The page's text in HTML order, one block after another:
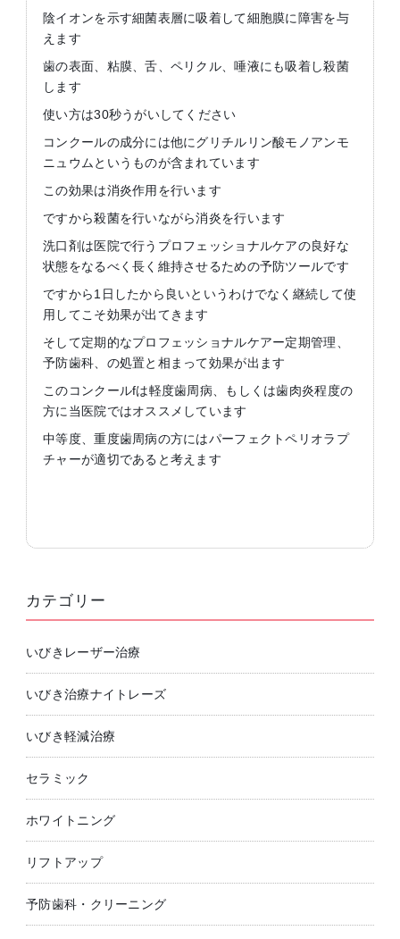
陰イオンを示す細菌表層に吸着して細胞膜に障害を与
えます
歯の表面、粘膜、舌、ペリクル、唾液にも吸着し殺菌
します
使い方は30秒うがいしてください
コンクールの成分には他にグリチルリン酸モノアンモ
ニュウムというものが含まれています
この効果は消炎作用を行います
ですから殺菌を行いながら消炎を行います
洗口剤は医院で行うプロフェッショナルケアの良好な
状態をなるべく長く維持させるための予防ツールです
ですから1日したから良いというわけでなく継続して使
用してこそ効果が出てきます
そして定期的なプロフェッショナルケアー定期管理、
予防歯科、の処置と相まって効果が出ます
このコンクールfは軽度歯周病、もしくは歯肉炎程度の
方に当医院ではオススメしています
中等度、重度歯周病の方にはパーフェクトペリオラプ
チャーが適切であると考えます
カテゴリー
いびきレーザー治療
いびき治療ナイトレーズ
いびき軽減治療
セラミック
ホワイトニング
リフトアップ
予防歯科・クリーニング